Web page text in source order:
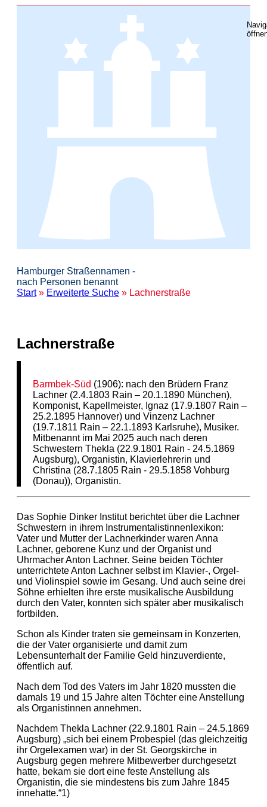
Hamburger Straßennamen -
nach Personen benannt
Start» Erweiterte Suche » Lachnerstraße
Lachnerstraße
Barmbek-Süd (1906): nach den Brüdern Franz
Lachner (2.4.1803 Rain – 20.1.1890 München),
Komponist, Kapellmeister, Ignaz (17.9.1807 Rain –
25.2.1895 Hannover) und Vinzenz Lachner
(19.7.1811 Rain – 22.1.1893 Karlsruhe), Musiker.
Mitbenannt im Mai 2025 auch nach deren
Schwestern Thekla (22.9.1801 Rain - 24.5.1869
Augsburg), Organistin, Klavierlehrerin und
Christina (28.7.1805 Rain - 29.5.1858 Vohburg
(Donau)), Organistin.
Das Sophie Dinker Institut berichtet über die Lachner
Schwestern in ihrem Instrumentalistinnenlexikon:
Vater und Mutter der Lachnerkinder waren Anna
Lachner, geborene Kunz und der Organist und
Uhrmacher Anton Lachner. Seine beiden Töchter
unterrichtete Anton Lachner selbst im Klavier-, Orgel-
und Violinspiel sowie im Gesang. Und auch seine drei
Söhne erhielten ihre erste musikalische Ausbildung
durch den Vater, konnten sich später aber musikalisch
fortbilden.
Schon als Kinder traten sie gemeinsam in Konzerten,
die der Vater organisierte und damit zum
Lebensunterhalt der Familie Geld hinzuverdiente,
öffentlich auf.
Nach dem Tod des Vaters im Jahr 1820 mussten die
damals 19 und 15 Jahre alten Töchter eine Anstellung
als Organistinnen annehmen.
Nachdem Thekla Lachner (22.9.1801 Rain – 24.5.1869
Augsburg) „sich bei einem Probespiel (das gleichzeitig
ihr Orgelexamen war) in der St. Georgskirche in
Augsburg gegen mehrere Mitbewerber durchgesetzt
hatte, bekam sie dort eine feste Anstellung als
Organistin, die sie mindestens bis zum Jahre 1845
innehatte.“1)